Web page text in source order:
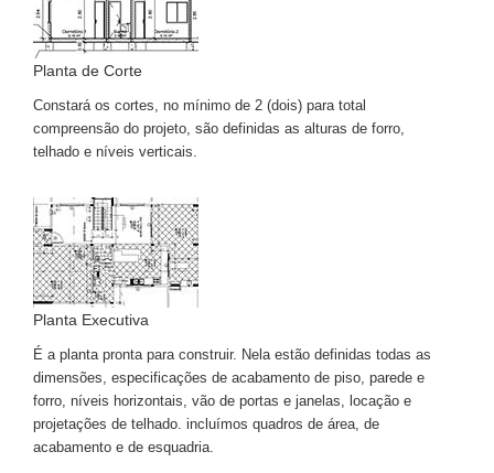
Planta de Corte
Constará os cortes, no mínimo de 2 (dois) para total
compreensão do projeto, são definidas as alturas de forro,
telhado e níveis verticais.
Planta Executiva
É a planta pronta para construir. Nela estão definidas todas as
dimensões, especificações de acabamento de piso, parede e
forro, níveis horizontais, vão de portas e janelas, locação e
projetações de telhado. incluímos quadros de área, de
acabamento e de esquadria.